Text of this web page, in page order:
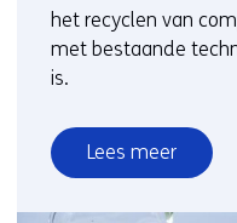
het recyclen van
met bestaande
is.
Lees meer
over
Textielafval